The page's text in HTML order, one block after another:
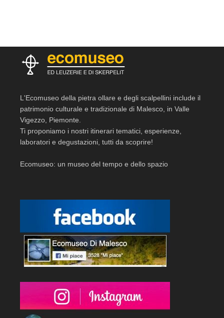
L'Ecomuseo della pietra ollare e degli scalpellini include il
patrimonio culturale e tradizionale di Malesco, in Valle
Vigezzo, Piemonte.
Ti proponiamo i nostri itinerari tematici, esperienze,
laboratori e degustazioni, tutti da scoprire!
Ecomuseo: un museo del tempo e dello spazio